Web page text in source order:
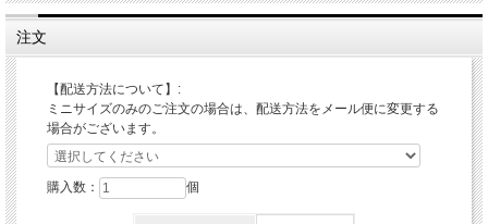
注文
【配送方法について】:
ミニサイズのみのご注文の場合は、配送方法をメール便に変更する
場合がございます。
購入数： 個